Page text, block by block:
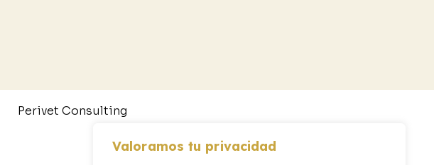
Valoramos tu privacidad
Perivet Consulting